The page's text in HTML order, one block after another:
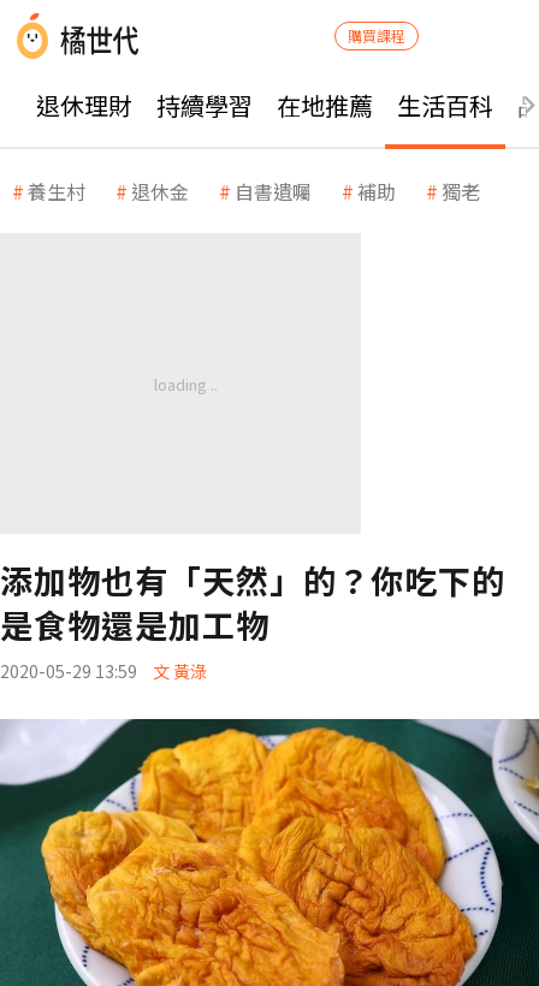
購買課程
退休理財 持續學習 在地推薦 生活百科
養生村 退休金 自書遺囑 補助 獨老
添加物也有「天然」的？你吃下的
是食物還是加工物
2020-05-29 13:59 文 黃淥